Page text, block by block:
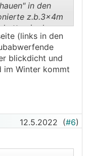
in den
z.b.3x4m
in den
dort wo man
in allen
Nacht und allem
(links in den
blickdicht und
im Winter kommt
12.5.2022 (#6)